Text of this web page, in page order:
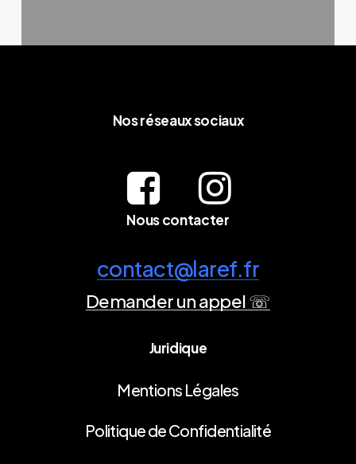
Nos réseaux sociaux
Nous contacter
contact@laref.fr
Demander un appel ☏
Juridique
Mentions Légales
Politique de Confidentialité